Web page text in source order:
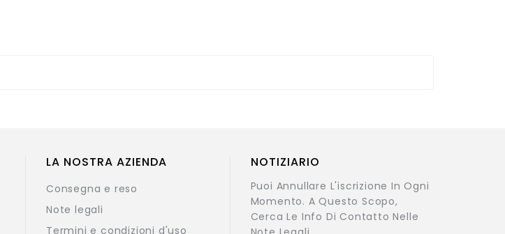
LA NOSTRA AZIENDA
Consegna e reso
Note legali
Termini e condizioni d'uso
NOTIZIARIO
Puoi Annullare L'iscrizione In Ogni
Momento. A Questo Scopo,
Cerca Le Info Di Contatto Nelle